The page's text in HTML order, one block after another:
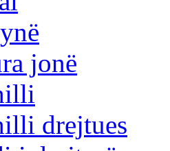
jonë
drejtues